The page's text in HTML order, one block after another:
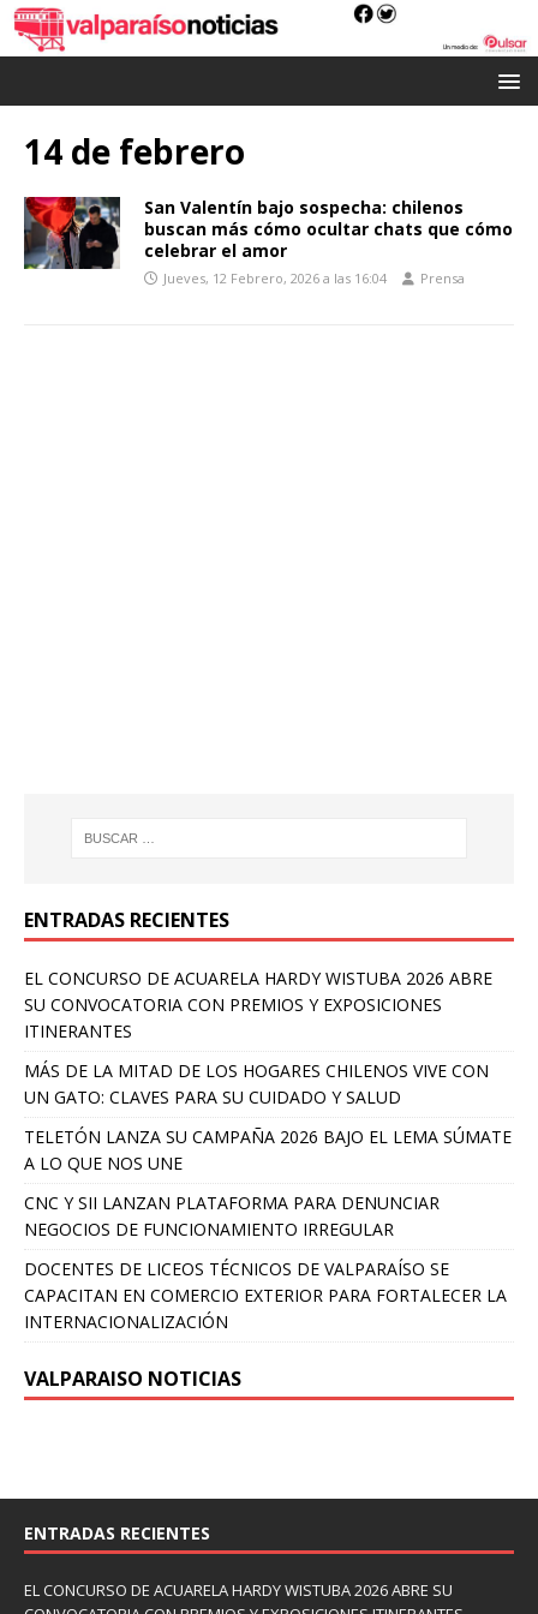
14 de febrero
San Valentín bajo sospecha: chilenos
buscan más cómo ocultar chats que cómo
celebrar el amor
Jueves, 12 Febrero, 2026 a las 16:04 Prensa
ENTRADAS RECIENTES
EL CONCURSO DE ACUARELA HARDY WISTUBA 2026 ABRE
SU CONVOCATORIA CON PREMIOS Y EXPOSICIONES
ITINERANTES
MÁS DE LA MITAD DE LOS HOGARES CHILENOS VIVE CON
UN GATO: CLAVES PARA SU CUIDADO Y SALUD
TELETÓN LANZA SU CAMPAÑA 2026 BAJO EL LEMA SÚMATE
A LO QUE NOS UNE
CNC Y SII LANZAN PLATAFORMA PARA DENUNCIAR
NEGOCIOS DE FUNCIONAMIENTO IRREGULAR
DOCENTES DE LICEOS TÉCNICOS DE VALPARAÍSO SE
CAPACITAN EN COMERCIO EXTERIOR PARA FORTALECER LA
INTERNACIONALIZACIÓN
VALPARAISO NOTICIAS
ENTRADAS RECIENTES
EL CONCURSO DE ACUARELA HARDY WISTUBA 2026 ABRE SU